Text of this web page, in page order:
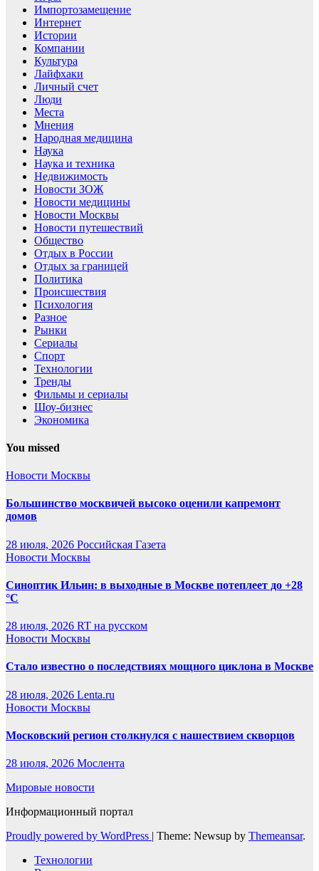
Импортозамещение
Интернет
Истории
Компании
Культура
Лайфхаки
Личный счет
Люди
Места
Мнения
Народная медицина
Наука
Наука и техника
Недвижимость
Новости ЗОЖ
Новости медицины
Новости Москвы
Новости путешествий
Общество
Отдых в России
Отдых за границей
Политика
Происшествия
Психология
Разное
Рынки
Сериалы
Спорт
Технологии
Тренды
Фильмы и сериалы
Шоу-бизнес
Экономика
You missed
Новости Москвы
Большинство москвичей высоко оценили капремонт
домов
28 июля, 2026 Российская Газета
Новости Москвы
Синоптик Ильин: в выходные в Москве потеплеет до +28
°C
28 июля, 2026 RT на русском
Новости Москвы
Стало известно о последствиях мощного циклона в Москве
28 июля, 2026 Lenta.ru
Новости Москвы
Московский регион столкнулся с нашествием скворцов
28 июля, 2026 Мослента
Мировые новости
Информационный портал
Proudly powered by WordPress | Theme: Newsup by Themeansar.
Технологии